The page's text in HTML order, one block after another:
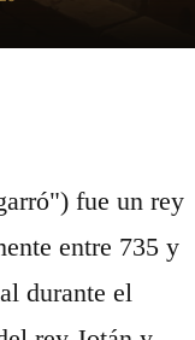
entre 735 y
durante el